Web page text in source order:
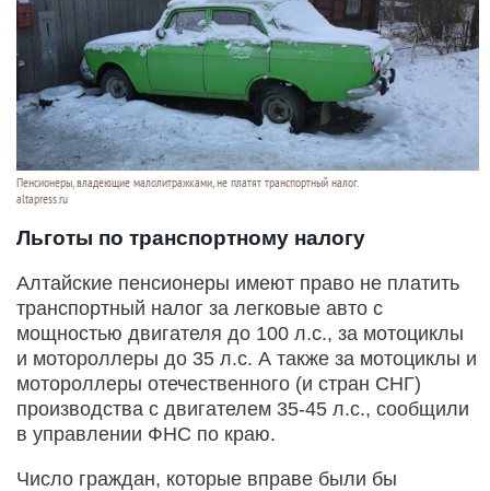
Пенсионеры, владеющие малолитражками, не платят транспортный налог.
altapress.ru
Льготы по транспортному налогу
Алтайские пенсионеры имеют право не платить
транспортный налог за легковые авто с
мощностью двигателя до 100 л.с., за мотоциклы
и мотороллеры до 35 л.с. А также за мотоциклы и
мотороллеры отечественного (и стран СНГ)
производства с двигателем 35-45 л.с., сообщили
в управлении ФНС по краю.
Число граждан, которые вправе были бы